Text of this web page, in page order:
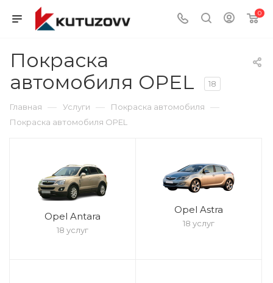
0
Покраска
автомобиля OPEL
18
Главная — Услуги — Покраска автомобиля —
Покраска автомобиля OPEL
Opel Antara
18 услуг
Opel Astra
18 услуг